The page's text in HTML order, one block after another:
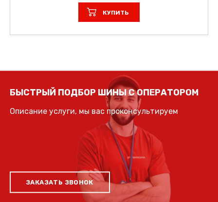
КУПИТЬ
БЫСТРЫЙ ПОДБОР ШИНЫ С ОПЕРАТОРОМ
Описание услуги, мы вас проконсультируем
ЗАКАЗАТЬ ЗВОНОК